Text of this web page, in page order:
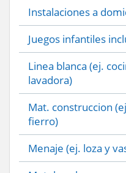
Instalaciones a
Juegos infantiles
Linea blanca (ej.
lavadora)
Mat. construccion
fierro)
Menaje (ej. loza y